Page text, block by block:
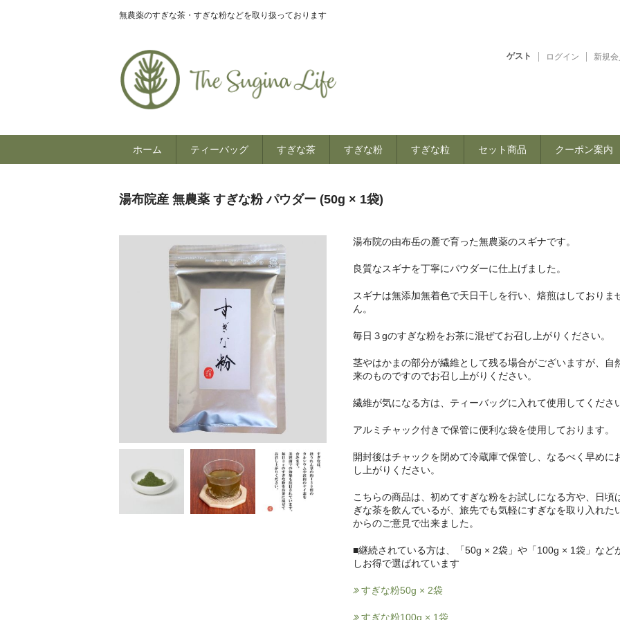
無農薬のすぎな茶・すぎな粉などを取り扱っております
ゲスト ログイン 新規
ホーム ティーバッグ すぎな茶 すぎな粉 すぎな粒 セット商品 クーポン案内
湯布院産 無農薬 すぎな粉 パウダー (50g × 1袋)
湯布院の由布岳の麓で育った無農薬のスギナです。
良質なスギナを丁寧にパウダーに仕上げました。
スギナは無添加無着色で天日干しを行い、焙煎はしておりま
ん。
毎日３gのすぎな粉をお茶に混ぜてお召し上がりください。
茎やはかまの部分が繊維として残る場合がございますが、自
来のものですのでお召し上がりください。
繊維が気になる方は、ティーバッグに入れて使用してくださ
アルミチャック付きで保管に便利な袋を使用しております。
開封後はチャックを閉めて冷蔵庫で保管し、なるべく早めに
し上がりください。
こちらの商品は、初めてすぎな粉をお試しになる方や、日頃
ぎな茶を飲んでいるが、旅先でも気軽にすぎなを取り入れた
からのご意見で出来ました。
■継続されている方は、「50g × 2袋」や「100g × 1袋」など
しお得で選ばれています
すぎな粉50g × 2袋
すぎな粉100g × 1袋